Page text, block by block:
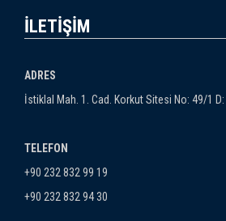
İLETİŞİM
ADRES
İstiklal Mah. 1. Cad. Korkut Sitesi No: 49/1
TELEFON
+90 232 832 99 19
+90 232 832 94 30